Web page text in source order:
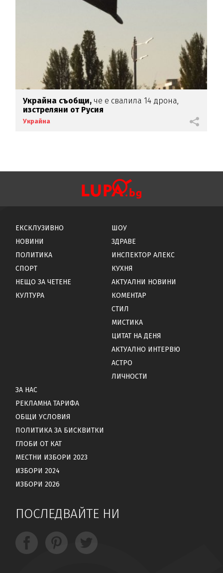
Украйна съобщи, че е свалила 14 дрона,
изстреляни от Русия
Украйна
ЕКСКЛУЗИВНО
НОВИНИ
ПОЛИТИКА
СПОРТ
НЕЩО ЗА ЧЕТЕНЕ
КУЛТУРА
ШОУ
ЗДРАВЕ
ИНСПЕКТОР АЛЕКС
КУХНЯ
АКТУАЛНИ НОВИНИ
КОМЕНТАР
СТИЛ
МИСТИКА
ЦИТАТ НА ДЕНЯ
АКТУАЛНО ИНТЕРВЮ
АСТРО
ЛИЧНОСТИ
ЗА НАС
РЕКЛАМНА ТАРИФА
ОБЩИ УСЛОВИЯ
ПОЛИТИКА ЗА БИСКВИТКИ
ГЛОБИ ОТ КАТ
МЕСТНИ ИЗБОРИ 2023
ИЗБОРИ 2024
ИЗБОРИ 2026
ПОСЛЕДВАЙТЕ НИ